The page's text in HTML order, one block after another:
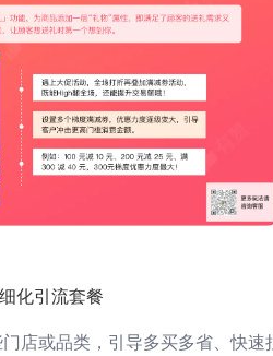
化引流套餐
店或品类，引导多买多省、快速